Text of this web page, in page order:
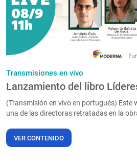
Transmisiones en vivo
Lanzamiento del libro
(Transmisión en vivo en portugués) Este
una de las directoras retratadas en la
VER CONTENIDO